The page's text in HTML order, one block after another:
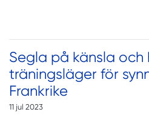
Segla på känsla och
träningsläger för
Frankrike
11 jul 2023